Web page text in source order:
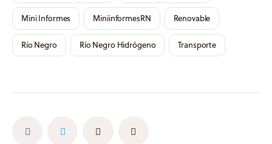
Mini Informes MiniinformesRN Renovable
Río Negro Río Negro Hidrógeno Transporte